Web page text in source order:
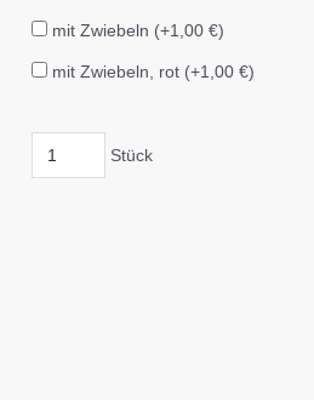
mit Zwiebeln (+1,00 €)
mit Zwiebeln, rot (+1,00 €)
Stück